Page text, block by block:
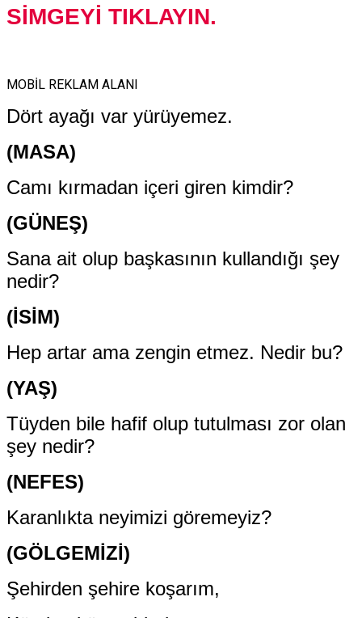
SİMGEYİ TIKLAYIN.
MOBİL REKLAM ALANI
Dört ayağı var yürüyemez.
(MASA)
Camı kırmadan içeri giren kimdir?
(GÜNEŞ)
Sana ait olup başkasının kullandığı şey
nedir?
(İSİM)
Hep artar ama zengin etmez. Nedir bu?
(YAŞ)
Tüyden bile hafif olup tutulması zor olan
şey nedir?
(NEFES)
Karanlıkta neyimizi göremeyiz?
(GÖLGEMİZİ)
Şehirden şehire koşarım,